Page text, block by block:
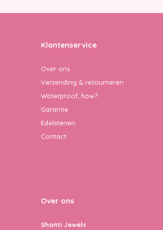
Klantenservice
Over ons
Verzending & retourneren
Waterproof, how?
Garantie
Edelstenen
Contact
Over ons
Shanti Jewels